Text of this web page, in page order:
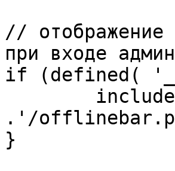
// отображение
при входе
if (defined(
.'/
}